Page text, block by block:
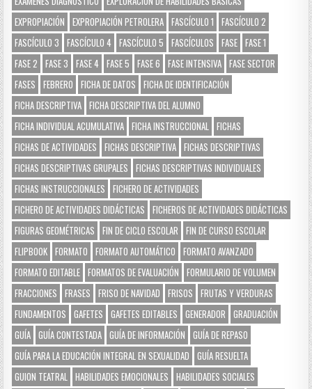
EXPROPIACIÓN
EXPROPIACIÓN PETROLERA FASCÍCULO 1
FASCÍCULO 2
FASCÍCULO 3
FASCÍCULO 4 FASCÍCULO 5 FASCÍCULOS FASE FASE 1
FASE 2
FASE 3 FASE 4 FASE 5 FASE 6 FASE INTENSIVA FASE SECTOR
FASES
FEBRERO FICHA DE DATOS
FICHA DE IDENTIFICACIÓN
FICHA DESCRIPTIVA FICHA DESCRIPTIVA DEL ALUMNO
FICHA INDIVIDUAL ACUMULATIVA FICHA INSTRUCCIONAL
FICHAS
FICHAS DE ACTIVIDADES
FICHAS DESCRIPTIVA FICHAS DESCRIPTIVAS
FICHAS DESCRIPTIVAS GRUPALES
FICHAS DESCRIPTIVAS INDIVIDUALES
FICHAS INSTRUCCIONALES
FICHERO DE ACTIVIDADES
FICHERO DE ACTIVIDADES DIDÁCTICAS
FICHEROS DE ACTIVIDADES DIDÁCTICAS
FIGURAS GEOMÉTRICAS
FIN DE CICLO ESCOLAR
FIN DE CURSO ESCOLAR
FLIPBOOK FORMATO FORMATO AUTOMÁTICO
FORMATO AVANZADO
FORMATO EDITABLE FORMATOS DE EVALUACIÓN
FORMULARIO DE VOLUMEN
FRACCIONES
FRASES FRISO DE NAVIDAD FRISOS
FRUTAS Y VERDURAS
FUNDAMENTOS
GAFETES GAFETES EDITABLES GENERADOR
GRADUACIÓN
GUÍA GUÍA CONTESTADA GUÍA DE INFORMACIÓN
GUÍA DE REPASO
GUÍA PARA LA EDUCACIÓN INTEGRAL EN SEXUALIDAD
GUÍA RESUELTA
GUION TEATRAL
HABILIDADES EMOCIONALES
HABILIDADES SOCIALES